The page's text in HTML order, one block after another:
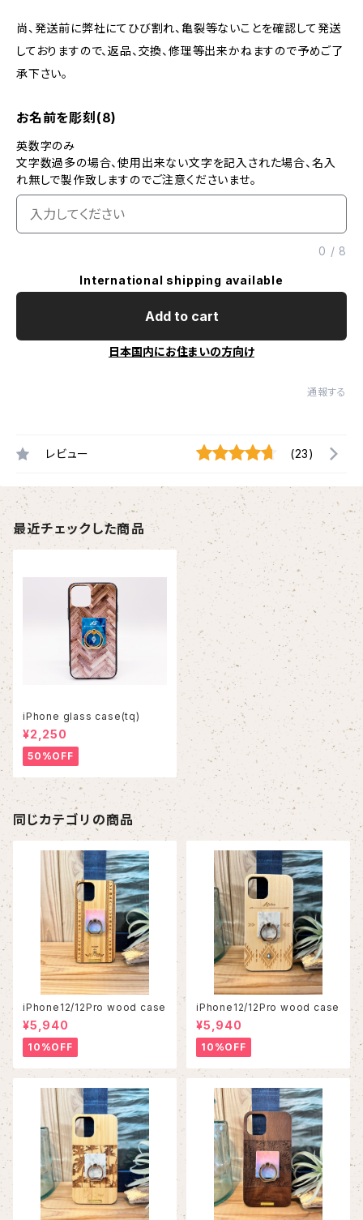
尚、発送前に弊社にてひび割れ、亀裂等ないことを確認して発送
しておりますので、返品、交換、修理等出来かねますので予めご了
承下さい。
お名前を彫刻(8)
英数字のみ
文字数過多の場合、使用出来ない文字を記入された場合、名入
れ無しで製作致しますのでご注意くださいませ。
0 / 8
International shipping available
Add to cart
日本国内にお住まいの方向け
通報する
レビュー (23)
最近チェックした商品
iPhone glass case(tq)
¥2,250
50%OFF
同じカテゴリの商品
iPhone12/12Pro wood case
¥5,940
10%OFF
iPhone12/12Pro wood case
¥5,940
10%OFF